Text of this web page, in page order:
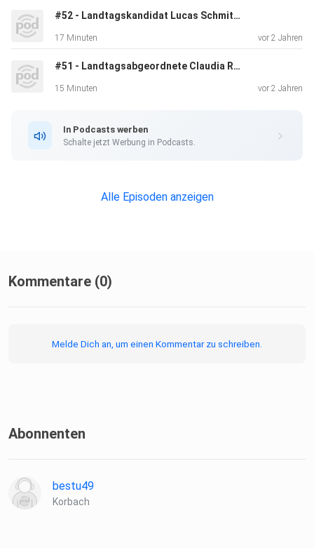
#52 - Landtagskandidat Lucas Schmitz zu Gast
17 Minuten vor 2 Jahren
#51 - Landtagsabgeordnete Claudia Ravensburg zu Gast
15 Minuten vor 2 Jahren
In Podcasts werben
Schalte jetzt Werbung in Podcasts.
Alle Episoden anzeigen
Kommentare (0)
Melde Dich an, um einen Kommentar zu schreiben.
Abonnenten
bestu49
Korbach